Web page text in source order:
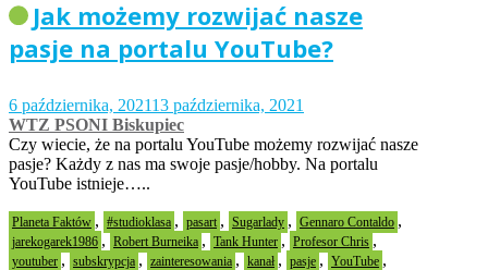
Jak możemy rozwijać nasze
pasje na portalu YouTube?
6 października, 202113 października, 2021
WTZ PSONI Biskupiec
Czy wiecie, że na portalu YouTube możemy rozwijać nasze
pasje? Każdy z nas ma swoje pasje/hobby. Na portalu
YouTube istnieje…..
Planeta Faktów , #studioklasa , pasart , Sugarlady , Gennaro Contaldo ,
jarekogarek1986 , Robert Burneika , Tank Hunter , Profesor Chris ,
youtuber , subskrypcja , zainteresowania , kanał , pasje , YouTube ,